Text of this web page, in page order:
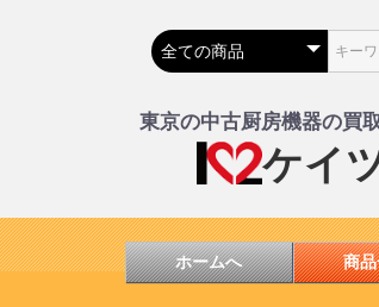
東京の中古厨房機器の買
ケイ
ホームへ 商